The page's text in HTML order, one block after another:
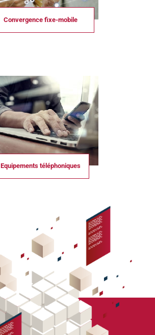
Convergence fixe-mobile
Equipements téléphoniques